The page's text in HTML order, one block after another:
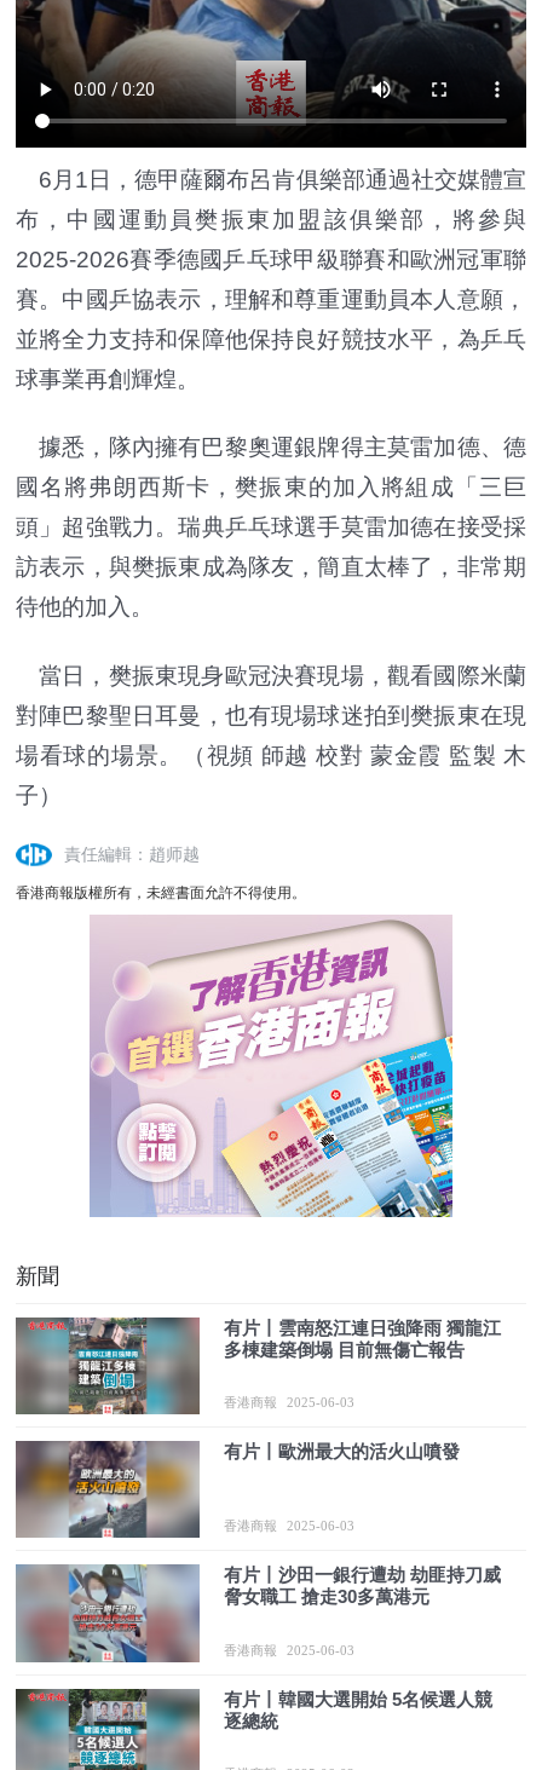
6月1日，德甲薩爾布呂肯俱樂部通過社交媒體宣
布，中國運動員樊振東加盟該俱樂部，將參與
2025-2026賽季德國乒乓球甲級聯賽和歐洲冠軍聯
賽。中國乒協表示，理解和尊重運動員本人意願，
並將全力支持和保障他保持良好競技水平，為乒乓
球事業再創輝煌。
據悉，隊內擁有巴黎奧運銀牌得主莫雷加德、德
國名將弗朗西斯卡，樊振東的加入將組成「三巨
頭」超強戰力。瑞典乒乓球選手莫雷加德在接受採
訪表示，與樊振東成為隊友，簡直太棒了，非常期
待他的加入。
當日，樊振東現身歐冠決賽現場，觀看國際米蘭
對陣巴黎聖日耳曼，也有現場球迷拍到樊振東在現
場看球的場景。（視頻 師越 校對 蒙金霞 監製 木
子）
責任編輯：趙师越
香港商報版權所有，未經書面允許不得使用。
新聞
有片丨雲南怒江連日強降雨 獨龍江
多棟建築倒塌 目前無傷亡報告
香港商報 2025-06-03
有片丨歐洲最大的活火山噴發
香港商報 2025-06-03
有片丨沙田一銀行遭劫 劫匪持刀威
脅女職工 搶走30多萬港元
香港商報 2025-06-03
有片丨韓國大選開始 5名候選人競
逐總統